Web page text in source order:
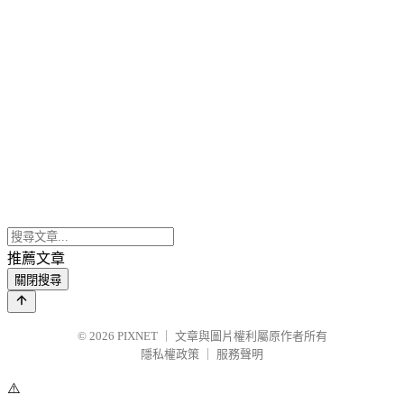
推薦文章
關閉搜尋
© 2026 PIXNET
文章與圖片權利屬原作者所有
隱私權政策
服務聲明
⚠️